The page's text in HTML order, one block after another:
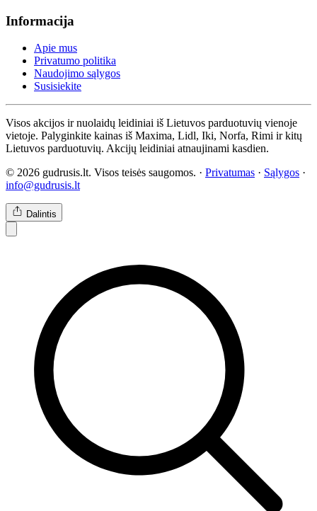
Informacija
Apie mus
Privatumo politika
Naudojimo sąlygos
Susisiekite
Visos akcijos ir nuolaidų leidiniai iš Lietuvos parduotuvių vienoje
vietoje. Palyginkite kainas iš Maxima, Lidl, Iki, Norfa, Rimi ir kitų
Lietuvos parduotuvių. Akcijų leidiniai atnaujinami kasdien.
© 2026 gudrusis.lt. Visos teisės saugomos. · Privatumas · Sąlygos ·
info@gudrusis.lt
Dalintis